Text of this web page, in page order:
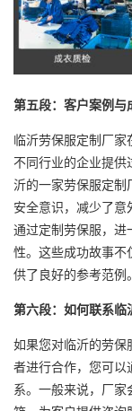
第五段：客户案例与
临沂劳保服定制厂
不同行业的企业提
沂的一家劳保服定制
安全意识，减少了意
通过定制劳保服，进
性。这些成功故事
供了良好的参考范例。
第六段：如何联系临
如果您对临沂的劳
者进行合作，您可
系。一般来说，厂